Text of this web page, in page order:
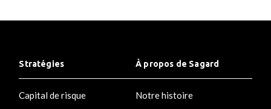
Stratégies
Capital de risque
À propos de Sagard
Notre histoire